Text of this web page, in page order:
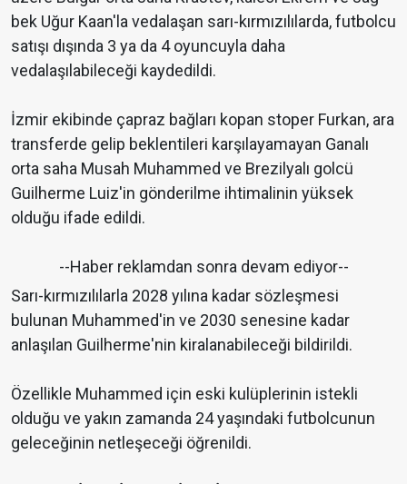
bek Uğur Kaan'la vedalaşan sarı-kırmızılılarda, futbolcu
satışı dışında 3 ya da 4 oyuncuyla daha
vedalaşılabileceği kaydedildi.
İzmir ekibinde çapraz bağları kopan stoper Furkan, ara
transferde gelip beklentileri karşılayamayan Ganalı
orta saha Musah Muhammed ve Brezilyalı golcü
Guilherme Luiz'in gönderilme ihtimalinin yüksek
olduğu ifade edildi.
--Haber reklamdan sonra devam ediyor--
Sarı-kırmızılılarla 2028 yılına kadar sözleşmesi
bulunan Muhammed'in ve 2030 senesine kadar
anlaşılan Guilherme'nin kiralanabileceği bildirildi.
Özellikle Muhammed için eski kulüplerinin istekli
olduğu ve yakın zamanda 24 yaşındaki futbolcunun
geleceğinin netleşeceği öğrenildi.